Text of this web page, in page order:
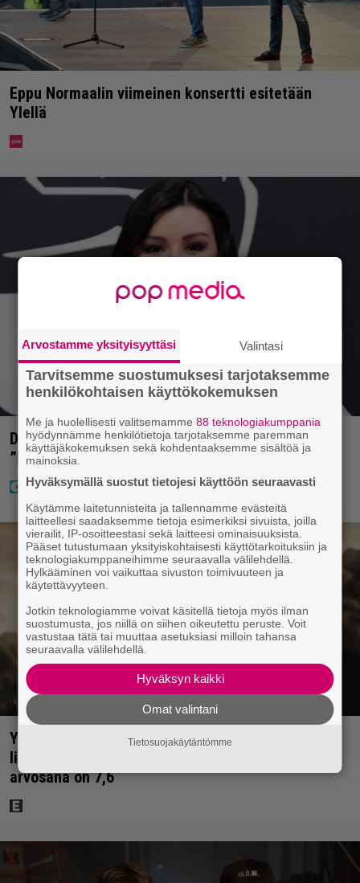
Eppu Normaalin viimeinen konsertti esitetään
Ylellä
Diandra julkaisi upeita kuvia Helsingistä –
”Puitteet kohdillaan”
Yöllä tv:ssä: Sotaelokuvan näyttelijät kasvattivat
lihakset nopeasti erikoisella kikalla – IMDb-
arvosana on 7,6
Arvostamme yksityisyyttäsi Valintasi
Tarvitsemme suostumuksesi tarjotaksemme
henkilökohtaisen käyttökokemuksen
Me ja huolellisesti valitsemamme88 teknologiakumppania
hyödynnämme henkilötietoja tarjotaksemme paremman
käyttäjäkokemuksen sekä kohdentaaksemme sisältöä ja
mainoksia.
Hyväksymällä suostut tietojesi käyttöön seuraavasti
Käytämme laitetunnisteita ja tallennamme evästeitä
laitteellesi saadaksemme tietoja esimerkiksi sivuista, joilla
vierailit, IP-osoitteestasi sekä laitteesi ominaisuuksista.
Pääset tutustumaan yksityiskohtaisesti käyttötarkoituksiin ja
teknologiakumppaneihimme seuraavalla välilehdellä.
Hylkääminen voi vaikuttaa sivuston toimivuuteen ja
käytettävyyteen.
Jotkin teknologiamme voivat käsitellä tietoja myös ilman
suostumusta, jos niillä on siihen oikeutettu peruste. Voit
vastustaa tätä tai muuttaa asetuksiasi milloin tahansa
seuraavalla välilehdellä.
Hyväksyn kaikki
Omat valintani
Tietosuojakäytäntömme